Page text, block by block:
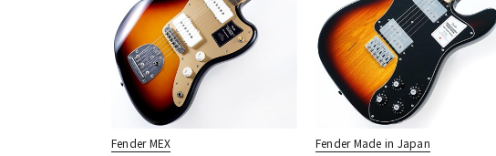
Fender MEX Fender Made in Japan